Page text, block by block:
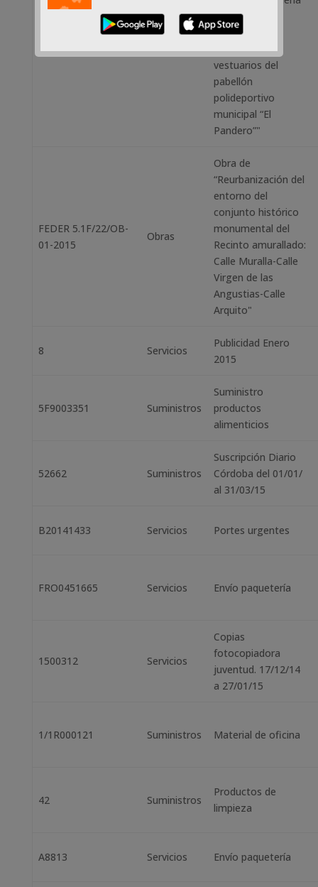
en la zona
polideportiva
municipal:
vestuarios del
pabellón
polideportivo
municipal “El
Pandero”"
FEDER 5.1F/22/OB-
01-2015
Obras
Obra de
“Reurbanización del
entorno del
conjunto histórico
monumental del
Recinto amurallado:
Calle Muralla-Calle
Virgen de las
Angustias-Calle
Arquito"
8 Servicios
Publicidad Enero
2015
5F9003351 Suministros
Suministro
productos
alimenticios
52662 Suministros
Suscripción Diario
Córdoba del 01/01/
al 31/03/15
B20141433 Servicios Portes urgentes
FRO0451665 Servicios Envío paquetería
1500312 Servicios
Copias
fotocopiadora
juventud. 17/12/14
a 27/01/15
1/1R000121 Suministros Material de oficina
42 Suministros
Productos de
limpieza
A8813 Servicios Envío paquetería